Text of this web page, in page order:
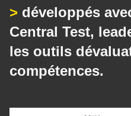
> développés
Central Test,
les outils
compétences.